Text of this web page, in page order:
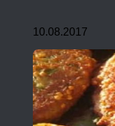
10.08.2017